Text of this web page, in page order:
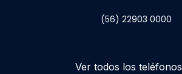
(56) 22903 0000
Ver todos los teléfonos